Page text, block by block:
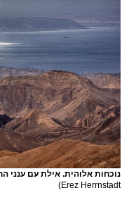
נוכחות אלוהית. אילת עם ענני
Erez Herrnstadt)